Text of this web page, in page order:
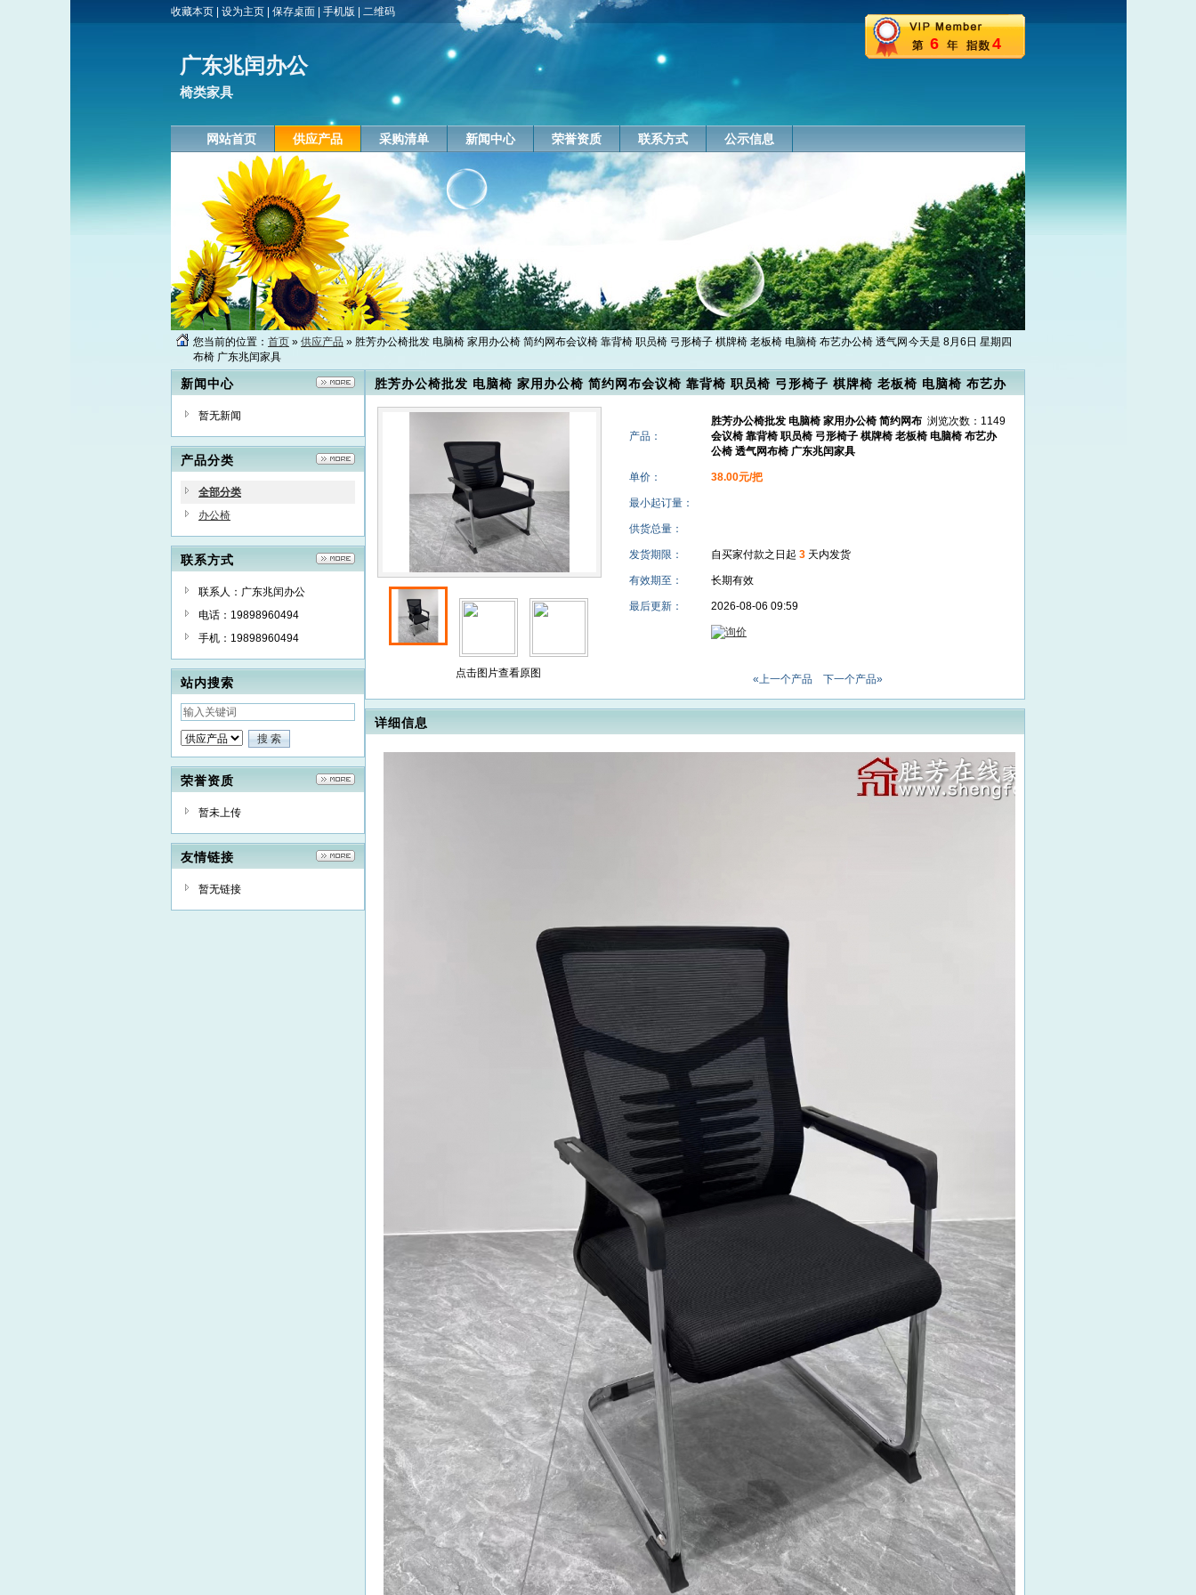
收藏本页 设为主页 保存桌面 手机版 二维码
6 4
广东兆闰办公
椅类家具
网站首页 供应产品 采购清单 新闻中心 荣誉资质 联系方式 公示信息
今天是 8月6日 星期四
您当前的位置： 首页 » 供应产品 » 胜芳办公椅批发 电脑椅 家用办公椅 简约网布会议椅 靠背椅 职员椅 弓形椅子 棋牌椅 老板椅 电脑椅 布艺办公椅 透气网
布椅 广东兆闰家具
新闻中心
暂无新闻
产品分类
全部分类
办公椅
联系方式
联系人：广东兆闰办公
电话：19898960494
手机：19898960494
站内搜索
荣誉资质
暂未上传
友情链接
暂无链接
胜芳办公椅批发 电脑椅 家用办公椅 简约网布会议椅 靠背椅 职员椅 弓形椅子 棋牌椅 老板椅 电脑椅 布艺办
公椅 透气网布椅 广东兆闰家具
点击图片查看原图
产品：
浏览次数：1149
胜芳办公椅批发 电脑椅 家用办公椅 简约网布
会议椅 靠背椅 职员椅 弓形椅子 棋牌椅 老板椅 电脑椅 布艺办
公椅 透气网布椅 广东兆闰家具
单价： 38.00元/把
最小起订量：
供货总量：
发货期限： 自买家付款之日起 3 天内发货
有效期至： 长期有效
最后更新： 2026-08-06 09:59
«上一个产品 下一个产品»
详细信息